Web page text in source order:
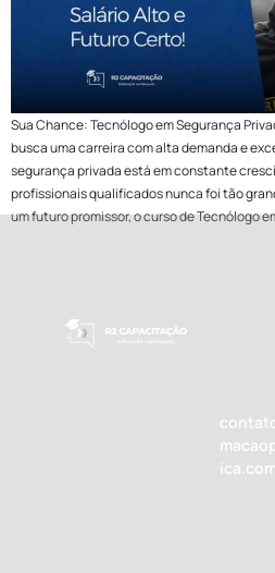
Sua Chance: Tecnólogo em Segurança
busca uma carreira com alta demanda e
segurança privada está em constante
profissionais qualificados nunca foi tão
um futuro promissor, o curso de Tecnólogo